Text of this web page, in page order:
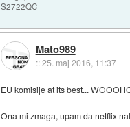
S2722QC
Mato989
::25. maj 2016, 11:37
EU komisije at its best...
Ona mi zmaga, upam da netflix